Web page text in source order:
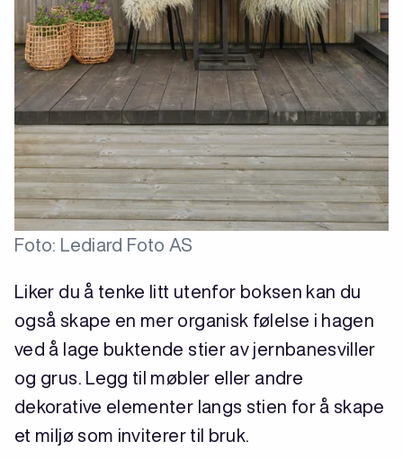
Foto: Lediard Foto AS
Liker du å tenke litt utenfor boksen kan du
også skape en mer organisk følelse i hagen
ved å lage buktende stier av jernbanesviller
og grus. Legg til møbler eller andre
dekorative elementer langs stien for å skape
et miljø som inviterer til bruk.